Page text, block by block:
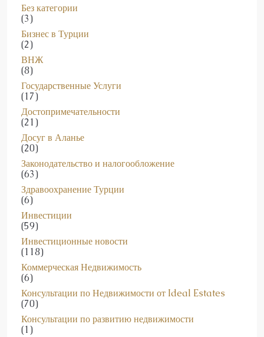
Без категории
(3)
Бизнес в Турции
(2)
ВНЖ
(8)
Государственные Услуги
(17)
Достопримечательности
(21)
Досуг в Аланье
(20)
Законодательство и налогообложение
(63)
Здравоохранение Турции
(6)
Инвестиции
(59)
Инвестиционные новости
(118)
Коммерческая Недвижимость
(6)
Консультации по Недвижимости от Ideal Estates
(70)
Консультации по развитию недвижимости
(1)